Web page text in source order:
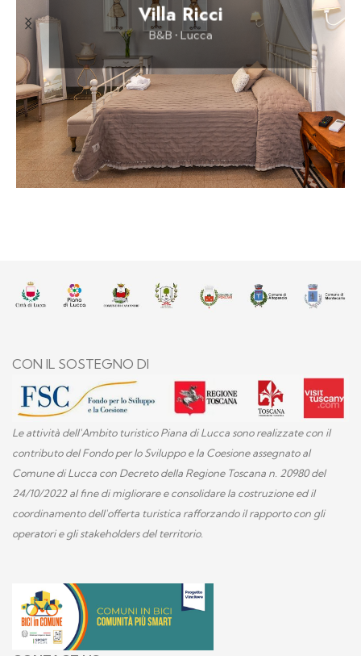
Cavalieri del Tau
Hotel • Altopascio
CON IL SOSTEGNO DI
Le attività dell'Ambito turistico Piana di Lucca sono realizzate con il
contributo del Fondo per lo Sviluppo e la Coesione assegnato al
Comune di Lucca con Decreto della Regione Toscana n. 20980 del
24/10/2022 al fine di migliorare e consolidare la costruzione ed il
coordinamento dell'offerta turistica rafforzando il rapporto con gli
operatori e gli stakeholders del territorio.